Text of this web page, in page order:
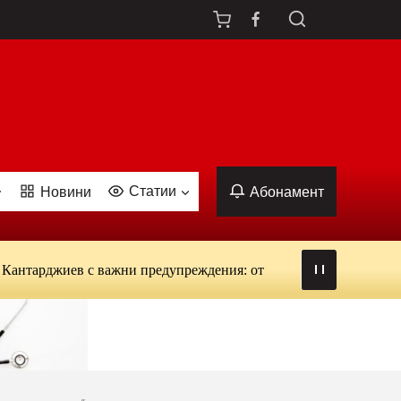
Новини Статии Абонамент
с важни предупреждения: от вируси и ухапвания от